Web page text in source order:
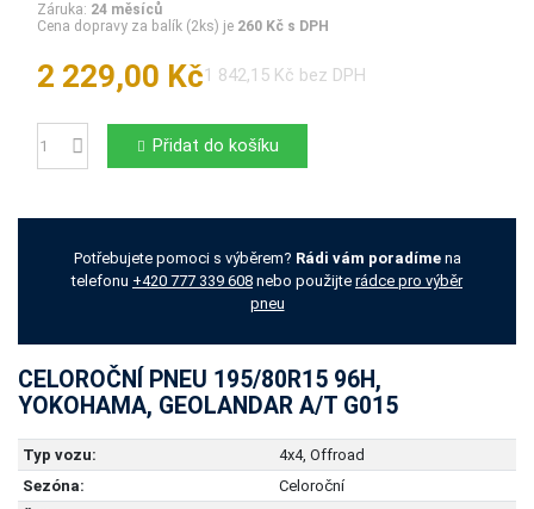
Záruka: 24 měsíců
Cena dopravy za balík (2ks) je 260 Kč s DPH
2 229,00 Kč1 842,15 Kč bez DPH
Počet Přidat do košíku
Potřebujete pomoci s výběrem? Rádi vám poradímena
telefonu +420 777 339 608 nebo použijte rádce pro výběr
pneu
CELOROČNÍ PNEU 195/80R15 96H,
YOKOHAMA, GEOLANDAR A/T G015
Typ vozu:
4x4, Offroad
Sezóna:
Celoroční